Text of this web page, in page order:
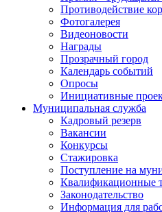
Противодействие
Фотогалерея
Видеоновости
Награды
Прозрачный город
Календарь событий
Опросы
Инициативные
Муниципальная служба
Кадровый резерв
Вакансии
Конкурсы
Стажировка
Поступление на
Квалификационные
Законодательство
Информация для